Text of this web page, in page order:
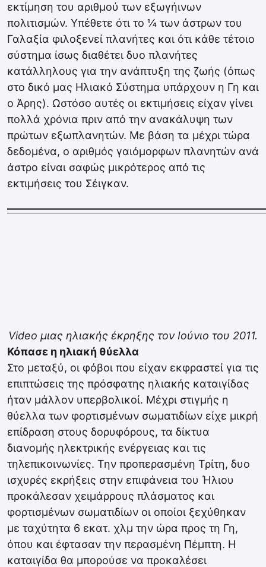
εκτίμηση του αριθμού των εξωγήινων
πολιτισμών. Υπέθετε ότι το ¼ των άστρων του
Γαλαξία φιλοξενεί πλανήτες και ότι κάθε τέτοιο
σύστημα ίσως διαθέτει δυο πλανήτες
κατάλληλους για την ανάπτυξη της ζωής (όπως
στο δικό μας Ηλιακό Σύστημα υπάρχουν η Γη και
ο Άρης). Ωστόσο αυτές οι εκτιμήσεις είχαν γίνει
πολλά χρόνια πριν από την ανακάλυψη των
πρώτων εξωπλανητών. Με βάση τα μέχρι τώρα
δεδομένα, ο αριθμός γαιόμορφων πλανητών ανά
άστρο είναι σαφώς μικρότερος από τις
εκτιμήσεις του Σέιγκαν.
Video μιας ηλιακής έκρηξης τον Ιούνιο του 2011.
Κόπασε η ηλιακή θύελλα
Στο μεταξύ, οι φόβοι που είχαν εκφραστεί για τις
επιπτώσεις της πρόσφατης ηλιακής καταιγίδας
ήταν μάλλον υπερβολικοί. Μέχρι στιγμής η
θύελλα των φορτισμένων σωματιδίων είχε μικρή
επίδραση στους δορυφόρους, τα δίκτυα
διανομής ηλεκτρικής ενέργειας και τις
τηλεπικοινωνίες. Την προπερασμένη Τρίτη, δυο
ισχυρές εκρήξεις στην επιφάνεια του Ήλιου
προκάλεσαν χειμάρρους πλάσματος και
φορτισμένων σωματιδίων οι οποίοι ξεχύθηκαν
με ταχύτητα 6 εκατ. χλμ την ώρα προς τη Γη,
όπου και έφτασαν την περασμένη Πέμπτη. Η
καταιγίδα θα μπορούσε να προκαλέσει